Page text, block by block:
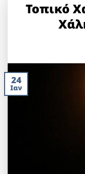
Τοπικό
24
Ιαν